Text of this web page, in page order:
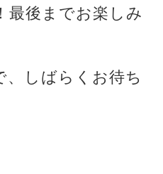
最後までお楽しみ
、しばらくお待ち